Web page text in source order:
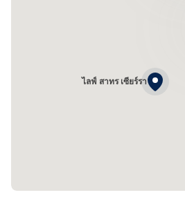
ไลฟ์ สาทร เซียร์รา